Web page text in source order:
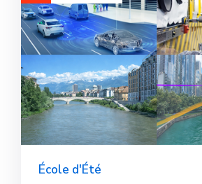
École d'Été